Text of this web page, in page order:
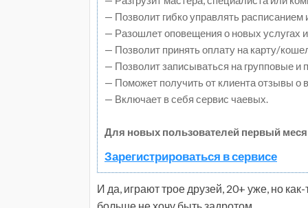
— Позволит гибко управлять расписанием
— Разошлет оповещения о новых услугах
— Позволит принять оплату на карту/
— Позволит записываться на групповые
— Поможет получить от клиента отзывы о
— Включает в себя сервис чаевых.
Для новых пользователей первый
Зарегистрироваться в сервисе
И да, играют трое друзей, 20+ уже, но
больше не хочу быть задротом.